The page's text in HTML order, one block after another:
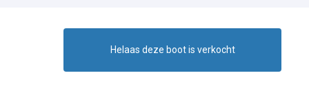
Helaas deze boot is verkocht